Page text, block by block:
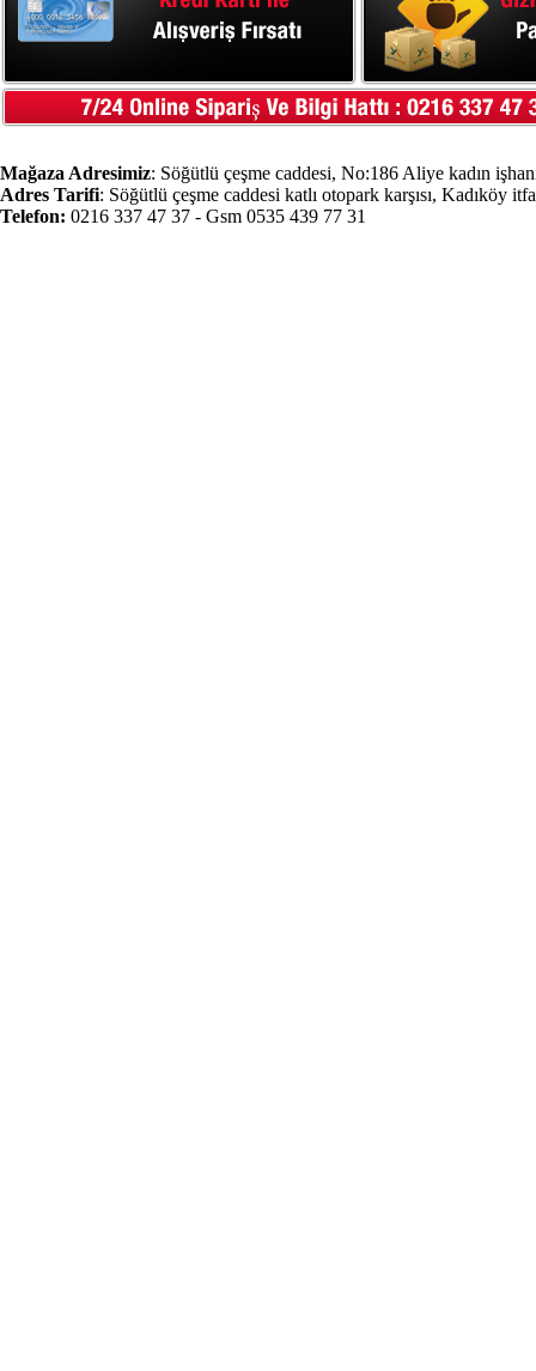
Mağaza Adresimiz: Söğütlü çeşme caddesi, No:186 Aliye kadın
Adres Tarifi: Söğütlü çeşme caddesi katlı otopark karşısı, Kadıköy
Telefon: 0216 337 47 37 - Gsm 0535 439 77 31